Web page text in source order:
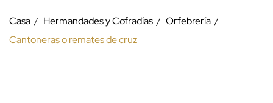
Casa Hermandades y Cofradías
Orfebrería
Cantoneras o remates de cruz